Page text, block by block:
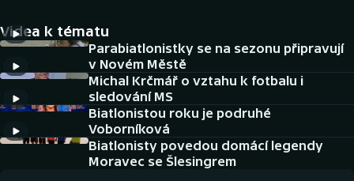
DALŠÍ SPORTY
Americký fotbal
Baseball a softbal
NEPŘEHLÉDNĚTE
Historické návraty
Videa k tématu
Parabiatlonistky se na sezonu připravují
v Novém Městě
Michal Krčmář o vztahu k fotbalu i
sledování MS
Biatlonistou roku je podruhé
Voborníková
Biatlonisty povedou domácí legendy
Moravec se Šlesingrem